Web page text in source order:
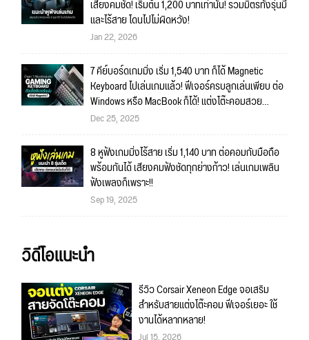
เสียงคมชัด! เริ่มต้น 1,200 บาทเท่านั้น! รวมมิตรทั้งรุ่นมี
และไร้สาย โดนไปไม่ผิดหวัง!
Jan 22, 2026
7 คีย์บอร์ดเกมมิ่ง เริ่ม 1,540 บาท ก็ได้ Magnetic
Keyboard ไปเล่นเกมแล้ว! ฟีเจอร์ครบลูกเล่นเพียบ ต่อ
Windows หรือ MacBook ก็ได้! แต่งโต๊ะคอมสวย
แน่นอน!!
Dec 25, 2025
8 หูฟังเกมมิ่งไร้สาย เริ่ม 1,140 บาท ต่อคอมกับมือถือ
พร้อมกันได้ เสียงคมฟังชัดทุกย่างก้าว! เล่นเกมเพลิน
ฟังเพลงก็เพราะ!!
Sep 19, 2025
วิดีโอแนะนำ
รีวิว Corsair Xeneon Edge จอเสริม
สำหรับสายแต่งโต๊ะคอม ฟีเจอร์เยอะ ใช้
งานได้หลากหลาย!